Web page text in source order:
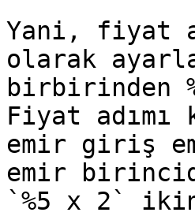
Yani, fiyat
olarak
birbirinden
Fiyat
emir giriş
emir
`%5 x 2`